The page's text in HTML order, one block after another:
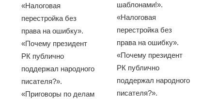
«Налоговая
перестройка без
права на ошибку».
«Почему президент
РК публично
поддержал народного
писателя?».
«Приговоры по делам
шаблонами!».
«Налоговая
перестройка без
права на ошибку».
«Почему президент
РК публично
поддержал народного
писателя?».